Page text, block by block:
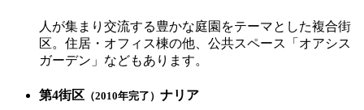
人が集まり交流する豊かな庭園をテーマとした複合街
区。住居・オフィス棟の他、公共スペース「オアシス
ガーデン」などもあります。
第4街区 （2010年完了） ナリア